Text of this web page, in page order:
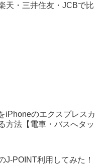
天・三井住友・JCBで比
iPhoneのエクスプレスカ
方法【電車・バスへタッ
J-POINT利用してみた！